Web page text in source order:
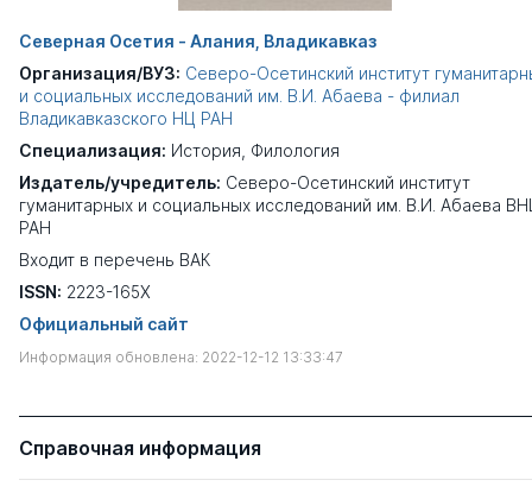
Северная Осетия - Алания, Владикавказ
Организация/ВУЗ: Северо-Осетинский институт
и социальных исследований им. В.И. Абаева - филиал
Владикавказского НЦ РАН
Специализация: История Филология
Издатель/учредитель: Северо-Осетинский институт
гуманитарных и социальных исследований им. В.И. Абаева
РАН
Входит в перечень ВАК
ISSN: 2223-165X
Официальный сайт
Информация обновлена: 2022-12-12 13:33:47
Справочная информация